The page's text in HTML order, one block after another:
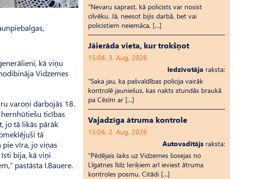
kā viņu
Vidzemes
varoņi darbojās 18.
ticības
jo tā likās pārāk
tā
vīra, jo viņas
bija, kā viņi
pastāsta I.Bau­ere.
“Nevaru saprast, kā policists var nosist
cilvēku. Jā, neesot bijis darbā, bet vai
policistiem neiemāca, […]
Jāierāda vieta, kur trokšņot
15:04, 3. Aug, 2026
Iedzīvotāja raksta:
“Saka jau, ka pašvaldības policija vairāk
kontrolē jauniešus, kas nakts stundās braukā
pa Cēsīm ar […]
Vajadzīga ātruma kontrole
15:04, 2. Aug, 2026
Autovadītājs raksta:
“Pēdējais laiks uz Vid­ze­mes šosejas no
Līgatnes līdz Ieriķiem arī ieviest ātruma
kontroles posmu. Citādi […]